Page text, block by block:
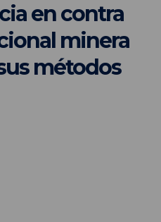
en contra
minera
métodos